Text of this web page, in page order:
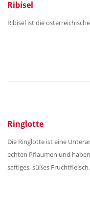
Ribisel
Ribisel ist die
Ringlotte
Die Ringlotte ist eine
echten Pflaumen und
saftiges, süßes Fruchtfleisch.